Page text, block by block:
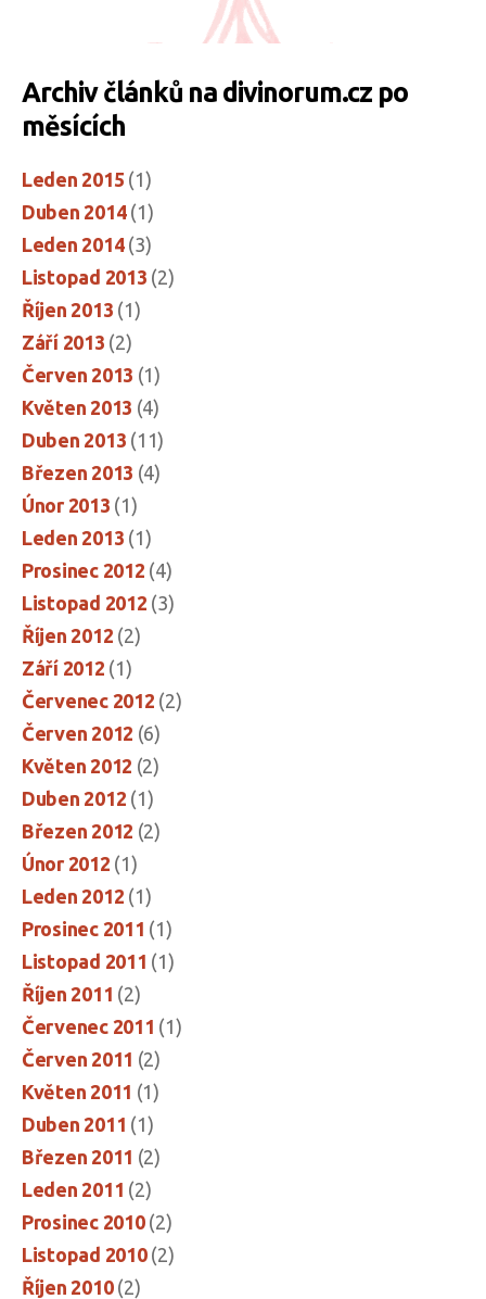
Archiv článků na divinorum.cz po
měsících
Leden 2015 (1)
Duben 2014(1)
Leden 2014(3)
Listopad 2013 (2)
Říjen 2013 (1)
Září 2013 (2)
Červen 2013 (1)
Květen 2013 (4)
Duben 2013 (11)
Březen 2013 (4)
Únor 2013 (1)
Leden 2013 (1)
Prosinec 2012 (4)
Listopad 2012 (3)
Říjen 2012 (2)
Září 2012 (1)
Červenec 2012 (2)
Červen 2012 (6)
Květen 2012 (2)
Duben 2012 (1)
Březen 2012 (2)
Únor 2012 (1)
Leden 2012 (1)
Prosinec 2011 (1)
Listopad 2011 (1)
Říjen 2011 (2)
Červenec 2011 (1)
Červen 2011 (2)
Květen 2011 (1)
Duben 2011 (1)
Březen 2011 (2)
Leden 2011 (2)
Prosinec 2010(2)
Listopad 2010(2)
Říjen 2010(2)